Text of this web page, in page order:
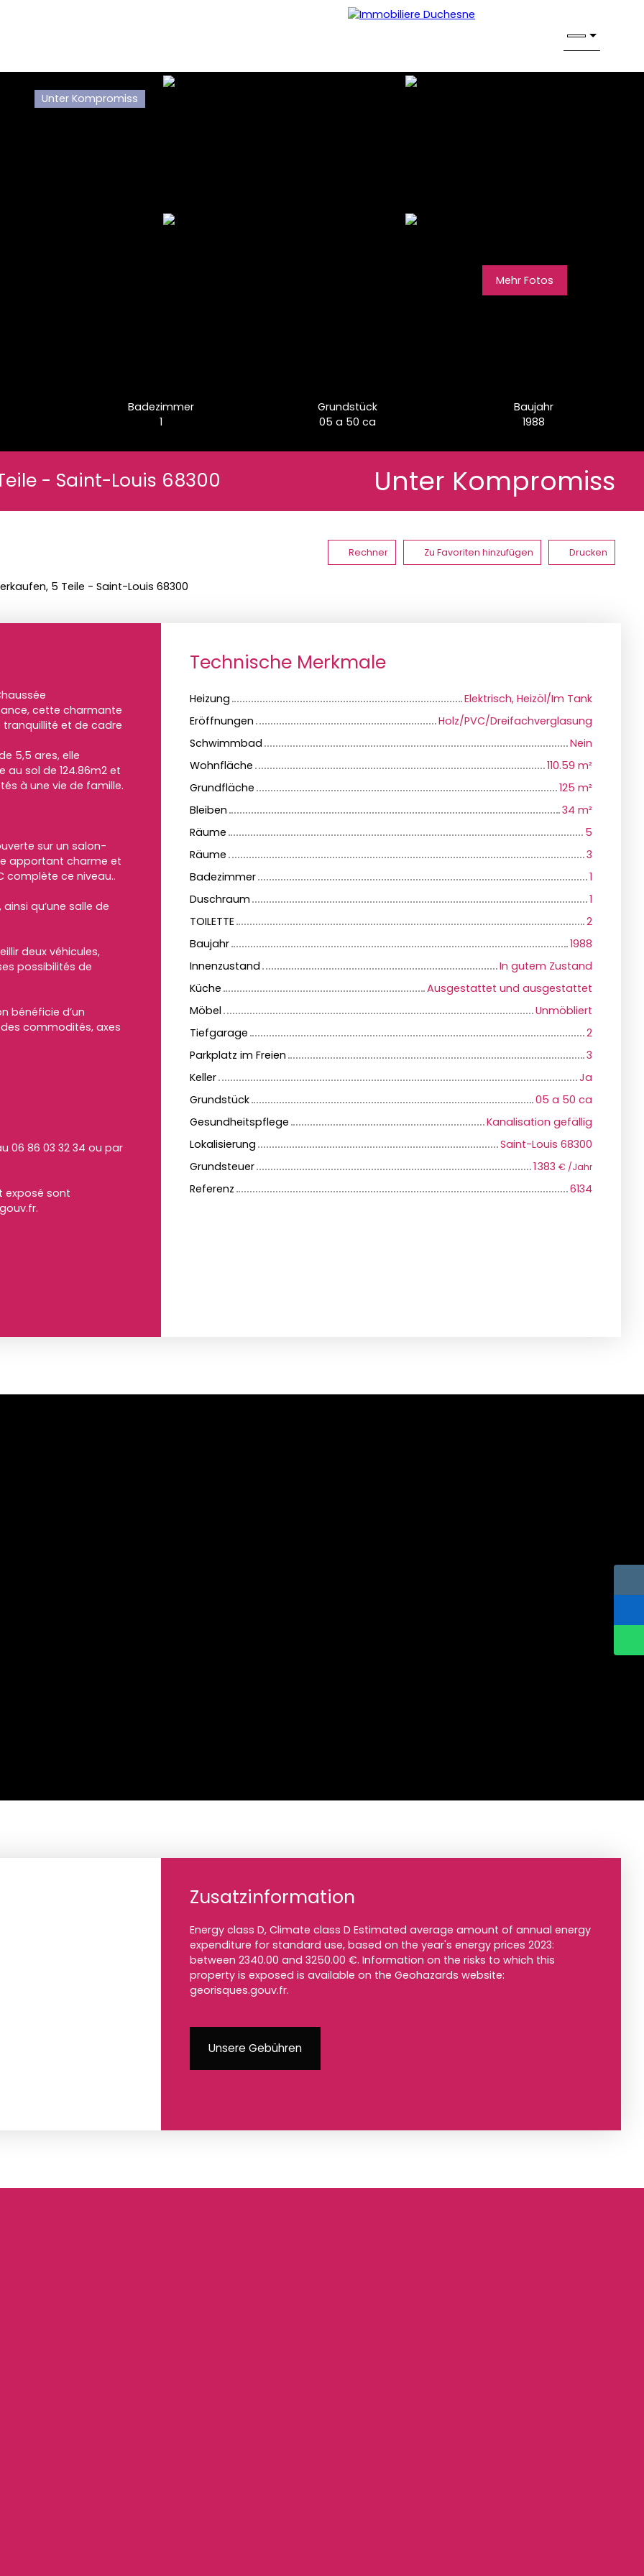
Unter Kompromiss
Mehr Fotos
Badezimmer
1
Grundstück
05 a 50 ca
Baujahr
1988
- Saint-Louis 68300 Unter Kompromiss
Rechner Zu Favoriten hinzufügen Drucken
5 Teile - Saint-Louis 68300
cette charmante
tranquillité et de cadre
5,5 ares, elle
au sol de 124.86m2 et
à une vie de famille.
sur un salon-
apportant charme et
complète ce niveau..
qu’une salle de
deux véhicules,
possibilités de
bénéficie d’un
commodités, axes
06 86 03 32 34 ou par
exposé sont
Technische Merkmale
Heizung
Elektrisch, Heizöl/Im Tank
Eröffnungen
Holz/PVC/Dreifachverglasung
Schwimmbad
Nein
Wohnfläche
110.59 m²
Grundfläche
125 m²
Bleiben
34 m²
Räume
5
Räume
3
Badezimmer
1
Duschraum
1
TOILETTE
2
Baujahr
1988
Innenzustand
In gutem Zustand
Küche
Ausgestattet und ausgestattet
Möbel
Unmöbliert
Tiefgarage
2
Parkplatz im Freien
3
Keller
Ja
Grundstück
05 a 50 ca
Gesundheitspflege
Kanalisation gefällig
Lokalisierung
Saint-Louis 68300
Grundsteuer
1 383 € /Jahr
Referenz 6134
Zusatzinformation
Energy class D, Climate class D Estimated average amount of annual energy
expenditure for standard use, based on the year's energy prices 2023:
between 2340.00 and 3250.00 €. Information on the risks to which this
property is exposed is available on the Geohazards website:
georisques.gouv.fr.
Unsere Gebühren